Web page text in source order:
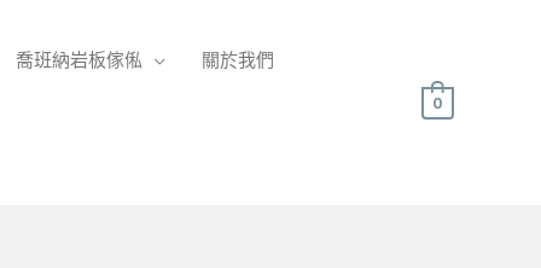
喬班納岩板傢俬 關於我們
0